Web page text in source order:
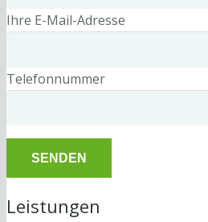
Ihre E-Mail-Adresse
Telefonnummer
Leistungen